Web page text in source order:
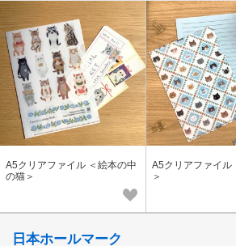
A5クリアファイル ＜絵本の中
の猫＞
A5クリアファイル
＞
日本ホールマーク